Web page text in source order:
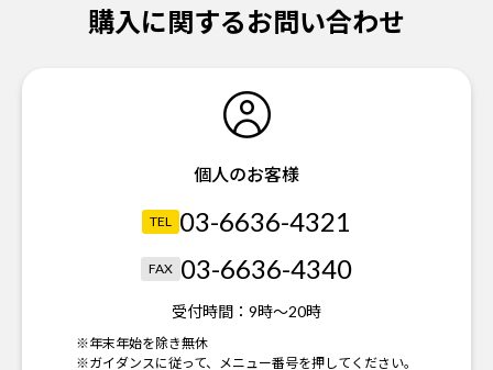
購入に関するお問い合わせ
個人のお客様
TEL 03-6636-4321
FAX 03-6636-4340
受付時間： 9時～20時
※年末年始を除き無休
※ガイダンスに従って、メニュー番号を押してください。